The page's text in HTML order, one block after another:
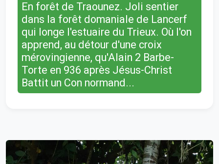
En forêt de Traounez. Joli sentier
dans la forêt domaniale de Lancerf
qui longe l'estuaire du Trieux. Où l'on
apprend, au détour d'une croix
mérovingienne, qu'Alain 2 Barbe-
Torte en 936 après Jésus-Christ
Battit un Con normand...